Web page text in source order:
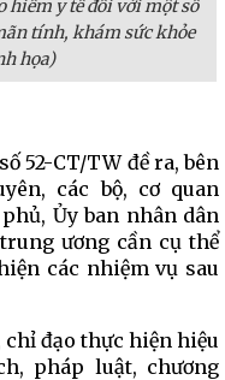
hiểm y tế đối với một số
tính, khám sức khỏe
họa)
52-CT/TW đề ra, bên
các bộ, cơ quan
Ủy ban nhân dân
ương cần cụ thể
các nhiệm vụ sau
đạo thực hiện hiệu
pháp luật, chương